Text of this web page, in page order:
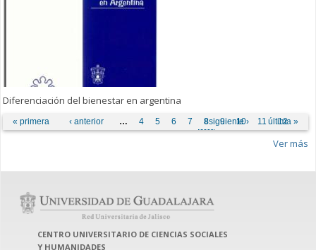
Diferenciación del bienestar en argentina
Páginas
« primera ‹ anterior … 4 5 6 7 8 9 10 11 12
siguiente › última »
Ver más
CENTRO UNIVERSITARIO DE CIENCIAS SOCIALES
Y HUMANIDADES